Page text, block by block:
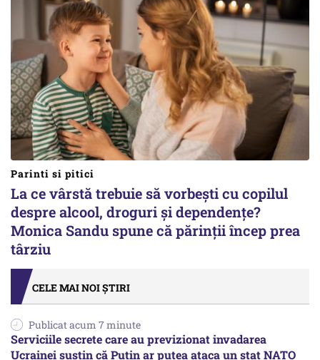
Parinti si pitici
La ce vârstă trebuie să vorbești cu copilul
despre alcool, droguri și dependențe?
Monica Sandu spune că părinții încep prea
târziu
CELE MAI NOI ȘTIRI
Publicat acum 7 minute
Serviciile secrete care au previzionat invadarea
Ucrainei susțin că Putin ar putea ataca un stat NATO